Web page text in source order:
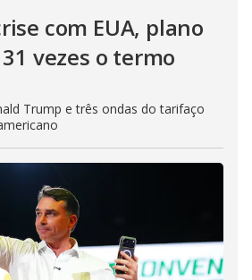
com EUA, plano
vezes o termo
Trump e três ondas do tarifaço